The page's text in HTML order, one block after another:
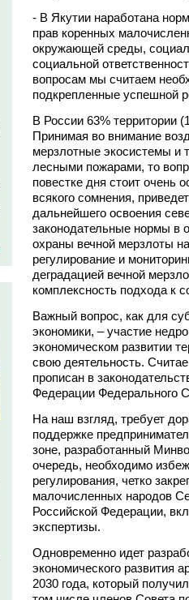
- В Якутии наработана
прав коренных
окружающей среды,
социальной
вопросам мы считаем
подкрепленные успешной
В России 63% территории
Принимая во внимание
мерзлотные экосистемы и
лесными пожарами, то
повестке дня стоит очень
всякого сомнения,
дальнейшего освоения
законодательные нормы в
охраны вечной мерзлоты
регулирование и
деградацией вечной
комплексность подхода к
Важный вопрос, как для
экономики, – участие
экономическом развитии
свою деятельность.
прописан в
Федерации Федерального
На наш взгляд, требует
поддержке
зоне, разработанный
очередь, необходимо
регулирования, четко
малочисленных народов
Российской Федерации,
экспертизы.
Одновременно идет
экономического развития
2030 года, который